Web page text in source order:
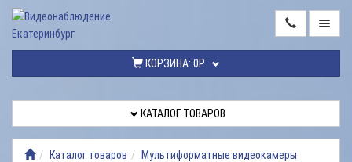
КОРЗИНА: 0Р.
ТОВАРОВ
ВИДЕОНАБЛЮДЕНИЯ
КАТАЛОГ ТОВАРОВ
Каталог товаров
Мультиформатные видеокамеры